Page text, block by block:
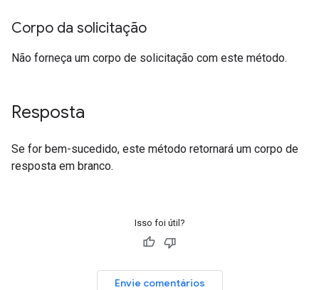
Corpo da solicitação
Não forneça um corpo de solicitação com este método.
Resposta
Se for bem-sucedido, este método retornará um corpo de
resposta em branco.
Isso foi útil?
Envie comentários